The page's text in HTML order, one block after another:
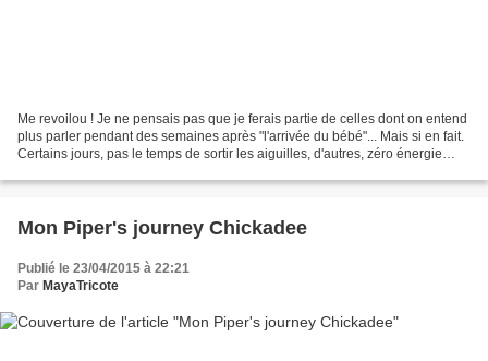
Me revoilou ! Je ne pensais pas que je ferais partie de celles dont on entend
plus parler pendant des semaines après "l'arrivée du bébé"... Mais si en fait.
Certains jours, pas le temps de sortir les aiguilles, d'autres, zéro énergie
Mon Piper's journey Chickadee
Publié le 23/04/2015 à 22:21
Par MayaTricote